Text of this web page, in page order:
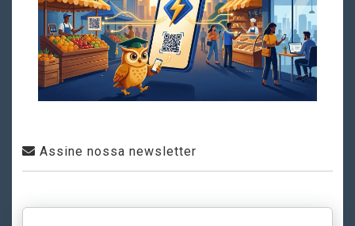
Assine nossa newsletter